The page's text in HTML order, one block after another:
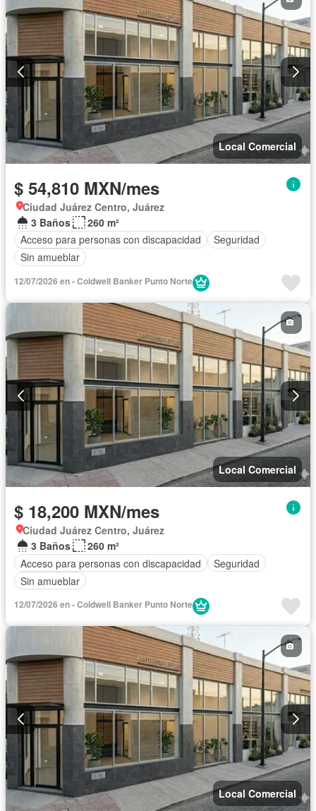
Local Comercial
$ 54,810 MXN/mes
Ciudad Juárez Centro, Juárez
3 Baños
260 m²
Acceso para personas con discapacidad
Seguridad
Sin amueblar
12/07/2026 en - Coldwell Banker Punto Norte
Local Comercial
$ 18,200 MXN/mes
Ciudad Juárez Centro, Juárez
3 Baños
260 m²
Acceso para personas con discapacidad
Seguridad
Sin amueblar
12/07/2026 en - Coldwell Banker Punto Norte
Local Comercial